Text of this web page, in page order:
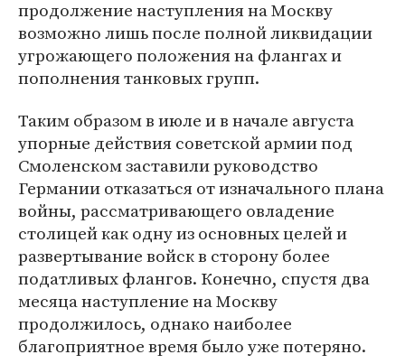
продолжение наступления на Москву
возможно лишь после полной ликвидации
угрожающего положения на флангах и
пополнения танковых групп.
Таким образом в июле и в начале августа
упорные действия советской армии под
Смоленском заставили руководство
Германии отказаться от изначального плана
войны, рассматривающего овладение
столицей как одну из основных целей и
развертывание войск в сторону более
податливых флангов. Конечно, спустя два
месяца наступление на Москву
продолжилось, однако наиболее
благоприятное время было уже потеряно.